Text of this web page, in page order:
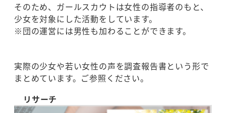
そのため、ガールスカウトは女性の指導者のもと、
少女を対象にした活動をしています。
※団の運営には男性も加わることができます。
実際の少女や若い女性の声を調査報告書という形で
まとめています。ご参照ください。
リサーチ